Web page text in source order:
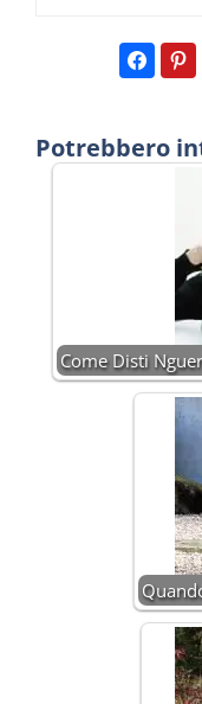
Potrebbero
Come Disti